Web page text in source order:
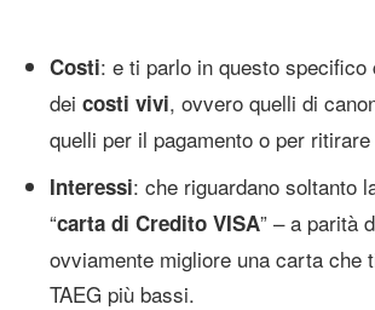
Costi: e ti parlo in questo specifico
dei costi vivi, ovvero quelli di
quelli per il pagamento o per
Interessi: che riguardano soltanto
“carta di Credito VISA” – a parità
ovviamente migliore una carta che
TAEG più bassi.